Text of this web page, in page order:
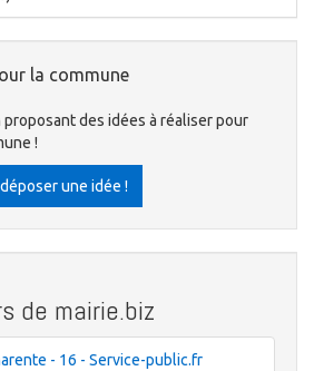
la commune
des idées à réaliser pour
!
une idée !
de mairie.biz
- 16 - Service-public.fr